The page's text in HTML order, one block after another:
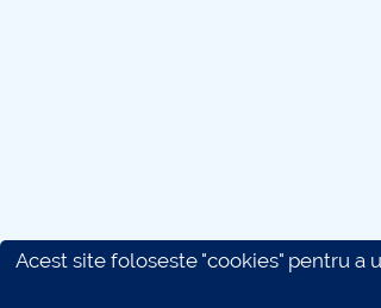
Acest site foloseste "cookies" pentru a